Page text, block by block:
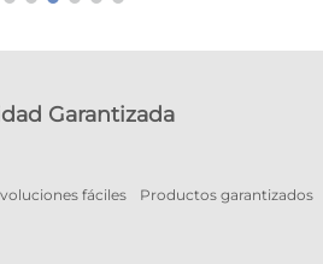
Garantizada
fáciles Productos garantizados